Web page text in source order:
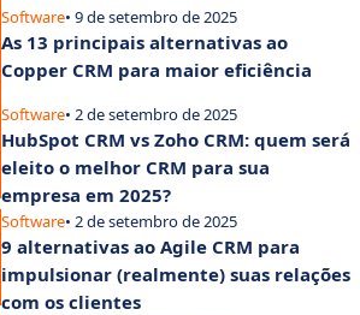
Software• 9 de setembro de 2025
As 13 principais alternativas ao
Copper CRM para maior eficiência
Software• 2 de setembro de 2025
HubSpot CRM vs Zoho CRM: quem será
eleito o melhor CRM para sua
empresa em 2025?
Software• 2 de setembro de 2025
9 alternativas ao Agile CRM para
impulsionar (realmente) suas relações
com os clientes